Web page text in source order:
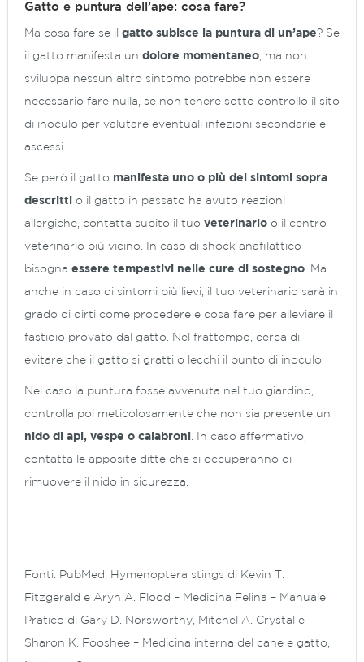
Gatto e puntura dell’ape: cosa fare?
Ma cosa fare se il gatto subisce la puntura di un’ape? Se
il gatto manifesta un dolore momentaneo , ma non
sviluppa nessun altro sintomo potrebbe non essere
necessario fare nulla, se non tenere sotto controllo il sito
di inoculo per valutare eventuali infezioni secondarie e
ascessi.
Se però il gatto manifesta uno o più dei sintomi sopra
descritti o il gatto in passato ha avuto reazioni
allergiche, contatta subito il tuo veterinario o il centro
veterinario più vicino. In caso di shock anafilattico
bisogna essere tempestivi nelle cure di sostegno . Ma
anche in caso di sintomi più lievi, il tuo veterinario sarà in
grado di dirti come procedere e cosa fare per alleviare il
fastidio provato dal gatto. Nel frattempo, cerca di
evitare che il gatto si gratti o lecchi il punto di inoculo.
Nel caso la puntura fosse avvenuta nel tuo giardino,
controlla poi meticolosamente che non sia presente un
nido di api, vespe o calabroni . In caso affermativo,
contatta le apposite ditte che si occuperanno di
rimuovere il nido in sicurezza.
Fonti: PubMed, Hymenoptera stings di Kevin T.
Fitzgerald e Aryn A. Flood – Medicina Felina – Manuale
Pratico di Gary D. Norsworthy, Mitchel A. Crystal e
Sharon K. Fooshee – Medicina interna del cane e gatto,